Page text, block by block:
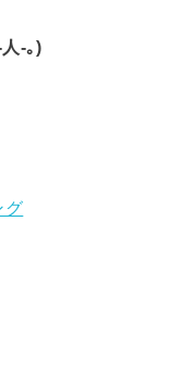
-｡)
グ